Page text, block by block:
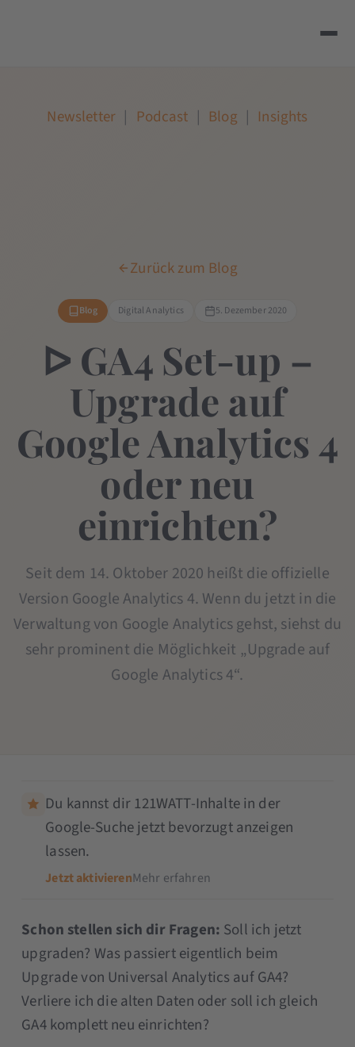
Newsletter | Podcast | Blog | Insights
Zurück zum Blog
Blog Digital Analytics 5. Dezember 2020
ᐅ GA4 Set-up –
Upgrade auf
Google Analytics 4
oder neu
einrichten?
Seit dem 14. Oktober 2020 heißt die offizielle
Version Google Analytics 4. Wenn du jetzt in die
Verwaltung von Google Analytics gehst, siehst du
sehr prominent die Möglichkeit „Upgrade auf
Google Analytics 4“.
Du kannst dir 121WATT-Inhalte in der
Google-Suche jetzt bevorzugt anzeigen
lassen.
Jetzt aktivierenMehr erfahren
Schon stellen sich dir Fragen: Soll ich jetzt
upgraden? Was passiert eigentlich beim
Upgrade von Universal Analytics auf GA4?
Verliere ich die alten Daten oder soll ich gleich
GA4 komplett neu einrichten?